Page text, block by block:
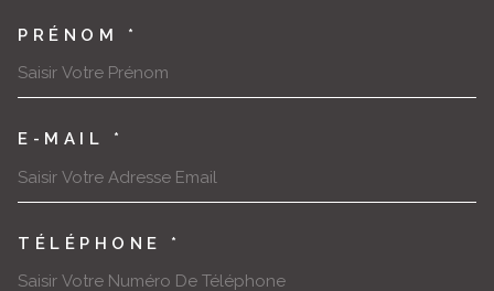
PRÉNOM *
E-MAIL *
TÉLÉPHONE *